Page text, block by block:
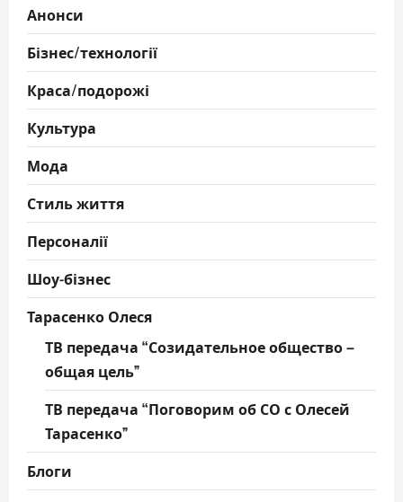
Анонси
Бізнес/технології
Краса/подорожі
Культура
Мода
Стиль життя
Персоналії
Шоу-бізнес
Тарасенко Олеся
ТВ передача “Созидательное общество –
общая цель”
ТВ передача “Поговорим об СО с Олесей
Тарасенко”
Блоги